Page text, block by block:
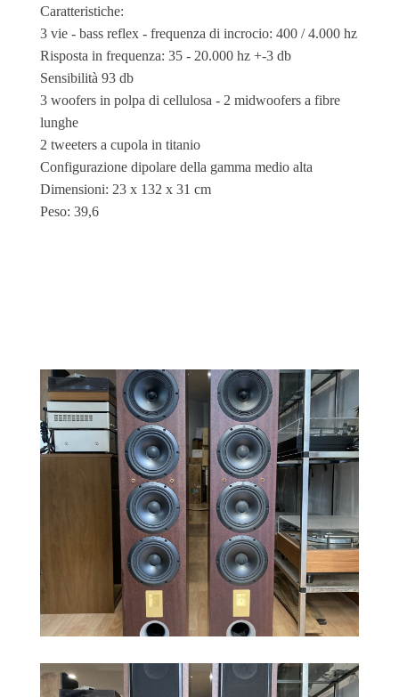
Caratteristiche:
3 vie - bass reflex - frequenza di incrocio: 400 / 4.000 hz
Risposta in frequenza: 35 - 20.000 hz +-3 db
Sensibilità 93 db
3 woofers in polpa di cellulosa - 2 midwoofers a fibre
lunghe
2 tweeters a cupola in titanio
Configurazione dipolare della gamma medio alta
Dimensioni: 23 x 132 x 31 cm
Peso: 39,6